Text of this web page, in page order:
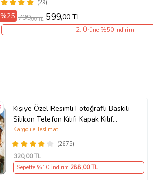
(29)
%25 799,00 TL 599,00 TL
2. Ürüne %50 İndirim
Kişiye Özel Resimli Fotoğraflı Baskılı
Silikon Telefon Kılıfı Kapak Kılıf
(Telefon Modelleri Açıklamada)
(2675)
Kargo ile Teslimat
320,00 TL
Sepette %10 İndirim 288,00 TL